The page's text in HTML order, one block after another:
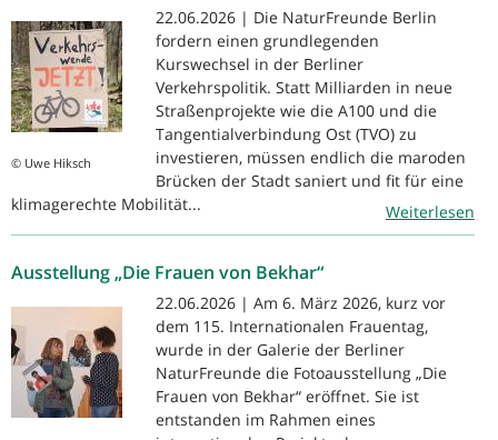
© Uwe Hiksch
22.06.2026 | Die NaturFreunde Berlin
fordern einen grundlegenden
Kurswechsel in der Berliner
Verkehrspolitik. Statt Milliarden in neue
Straßenprojekte wie die A100 und die
Tangentialverbindung Ost (TVO) zu
investieren, müssen endlich die maroden
Brücken der Stadt saniert und fit für eine
klimagerechte Mobilität...
Weiterlesen
Ausstellung „Die Frauen von Bekhar“
22.06.2026 | Am 6. März 2026, kurz vor
dem 115. Internationalen Frauentag,
wurde in der Galerie der Berliner
NaturFreunde die Fotoausstellung „Die
Frauen von Bekhar“ eröffnet. Sie ist
entstanden im Rahmen eines